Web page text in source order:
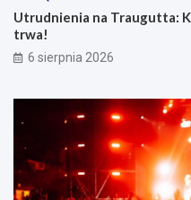
Utrudnienia na Traugutta:
trwa!
6 sierpnia 2026